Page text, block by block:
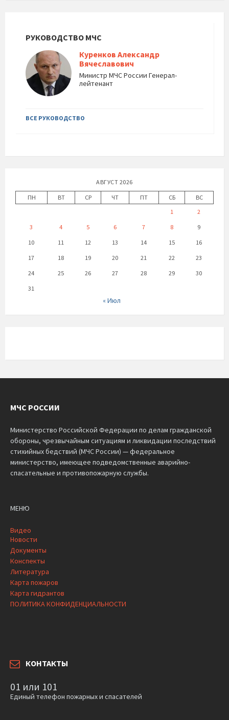
РУКОВОДСТВО МЧС
Куренков Александр
Вячеславович
Министр МЧС России Генерал-
лейтенант
ВСЕ РУКОВОДСТВО
АВГУСТ 2026
ПН
ВТ СР ЧТ ПТ СБ
ВС
1
2
3
4 5 6 7 8
9
10
11 12 13 14 15
16
17
18 19 20 21 22
23
24
25 26 27 28 29
30
31
« Июл
МЧС РОССИИ
Министерство Российской Федерации по делам гражданской
обороны, чрезвычайным ситуациям и ликвидации последствий
стихийных бедствий (МЧС России) — федеральное
министерство, имеющее подведомственные аварийно-
спасательные и противопожарную службы.
МЕНЮ
Видео
Новости
Документы
Конспекты
Литература
Карта пожаров
Карта гидрантов
ПОЛИТИКА КОНФИДЕНЦИАЛЬНОСТИ
КОНТАКТЫ
01 или 101
Единый телефон пожарных и спасателей